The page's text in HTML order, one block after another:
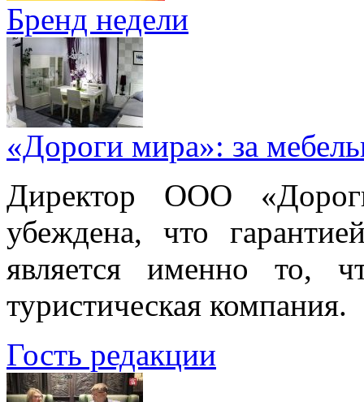
Бренд недели
«Дороги мира»: за
Директор ООО
убеждена, что
является именно то,
туристическая компания.
Гость редакции